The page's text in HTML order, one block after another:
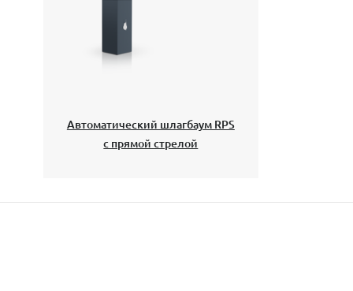
Автоматический шлагбаум RPS
с прямой стрелой